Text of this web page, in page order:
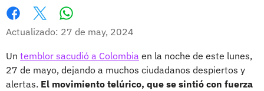
Facebook
X
Actualizado: 27 de may, 2024
Un temblor sacudió a Colombia en la noche de este lunes,
27 de mayo, dejando a muchos ciudadanos despiertos y
alertas. El movimiento telúrico, que se sintió con fuerza